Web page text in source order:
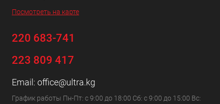
Посмотреть на карте
220 683-741
223 809 417
Email: office@ultra.kg
График работы Пн-Пт: с 9:00 до 18:00 Сб: с 9:00 до 15:00 Вс: